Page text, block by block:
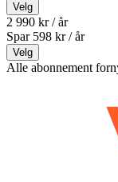
Velg
2 990 kr / år
Spar 598 kr /år
Velg
Alle abonnement